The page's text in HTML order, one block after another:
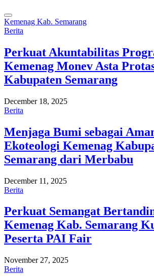
Kemenag Kab. Semarang
Berita
Perkuat Akuntabilitas
Kemenag Monev Asta
Kabupaten Semarang
December 18, 2025
Berita
Menjaga Bumi sebagai
Ekoteologi Kemenag
Semarang dari Merbabu
December 11, 2025
Berita
Perkuat Semangat
Kemenag Kab. Semarang
Peserta PAI Fair
November 27, 2025
Berita